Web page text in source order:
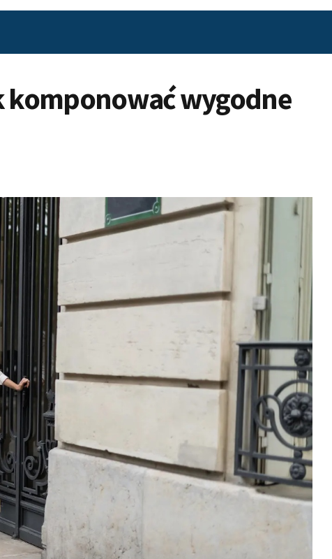
komponować wygodne